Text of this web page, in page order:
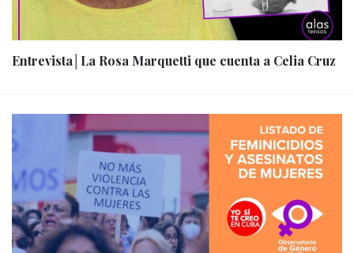
Entrevista│La Rosa Marquetti que cuenta a Celia Cruz